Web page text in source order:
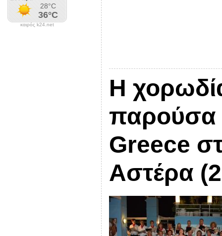
καιρός k24.net
Η
παρούσα
Greece
Αστέρα